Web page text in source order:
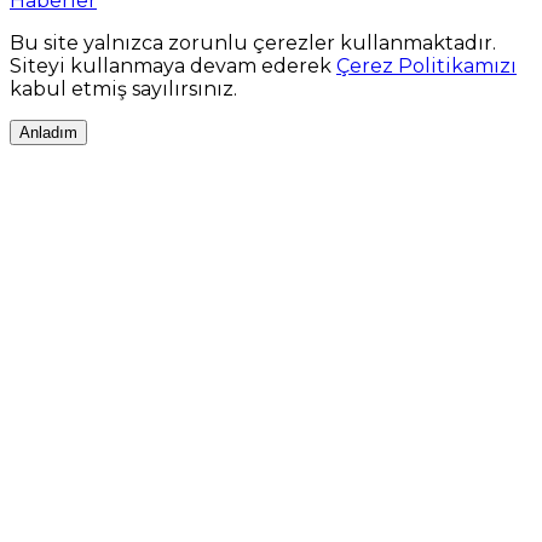
Bu site yalnızca zorunlu çerezler kullanmaktadır.
Siteyi kullanmaya devam ederek Çerez Politikamızı
kabul etmiş sayılırsınız.
Anladım